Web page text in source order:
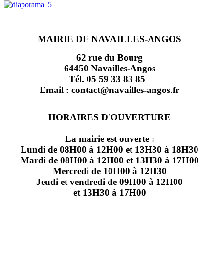
MAIRIE DE NAVAILLES-ANGOS
62 rue du Bourg
64450 Navailles-Angos
Tél. 05 59 33 83 85
Email : contact@navailles-angos.fr
HORAIRES D'OUVERTURE
La mairie est ouverte :
Lundi de 08H00 à 12H00 et 13H30 à 18H30
Mardi de 08H00 à 12H00 et 13H30 à 17H00
Mercredi de 10H00 à 12H30
Jeudi et vendredi de 09H00 à 12H00
et 13H30 à 17H00